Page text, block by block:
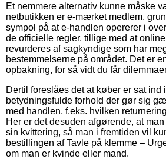
Et nemmere alternativ kunne måske
netbutikken er e-mærket medlem,
sympol på at e-handlen opererer i
de officielle regler, tillige med at online
revurderes af sagkyndige som har
bestemmelserne på området. Det er
opbakning, for så vidt du får
Dertil foreslåes det at køber er sat ind
betydningsfulde forhold der gør sig
med handlen, f.eks. hvilken
Her er det desuden afgørende, at
sin kvittering, så man i fremtiden vil
bestillingen af Tavle på klemme –
om man er kvinde eller mand.